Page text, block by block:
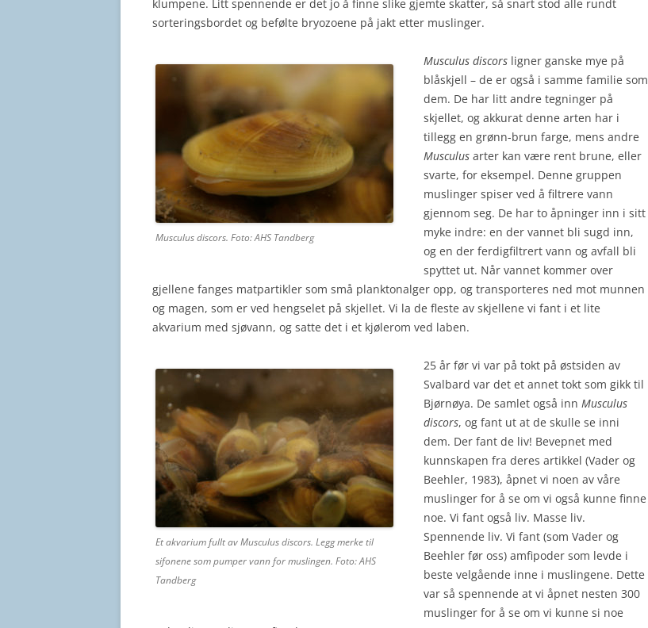
klumpene. Litt spennende er det jo å finne slike gjemte skatter, så snart stod alle rundt
sorteringsbordet og befølte bryozoene på jakt etter muslinger.
Musculus discors. Foto: AHS Tandberg
Musculus discors ligner ganske mye på
blåskjell – de er også i samme familie som
dem. De har litt andre tegninger på
skjellet, og akkurat denne arten har i
tillegg en grønn-brun farge, mens andre
Musculus arter kan være rent brune, eller
svarte, for eksempel. Denne gruppen
muslinger spiser ved å filtrere vann
gjennom seg. De har to åpninger inn i sitt
myke indre: en der vannet bli sugd inn,
og en der ferdigfiltrert vann og avfall bli
spyttet ut. Når vannet kommer over
gjellene fanges matpartikler som små planktonalger opp, og transporteres ned mot munnen
og magen, som er ved hengselet på skjellet. Vi la de fleste av skjellene vi fant i et lite
akvarium med sjøvann, og satte det i et kjølerom ved laben.
Et akvarium fullt av Musculus discors. Legg merke til
sifonene som pumper vann for muslingen. Foto: AHS
Tandberg
25 år før vi var på tokt på østsiden av
Svalbard var det et annet tokt som gikk til
Bjørnøya. De samlet også inn Musculus
discors, og fant ut at de skulle se inni
dem. Der fant de liv! Bevepnet med
kunnskapen fra deres artikkel (Vader og
Beehler, 1983), åpnet vi noen av våre
muslinger for å se om vi også kunne finne
noe. Vi fant også liv. Masse liv.
Spennende liv. Vi fant (som Vader og
Beehler før oss) amfipoder som levde i
beste velgående inne i muslingene. Dette
var så spennende at vi åpnet nesten 300
muslinger for å se om vi kunne si noe